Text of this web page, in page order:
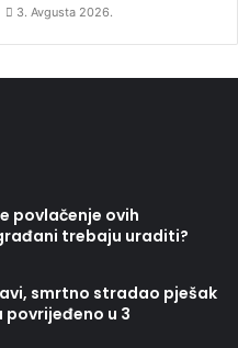
3. Avgusta 2026.
povlačenje ovih
trebaju uraditi?
smrtno stradao pješak
povrijeđeno u 3